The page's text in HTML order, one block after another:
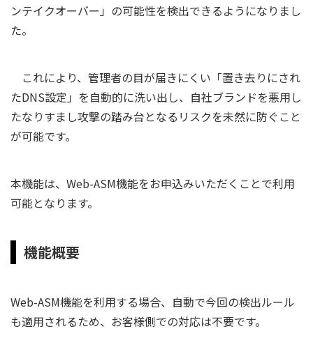
ンテイクオーバー」の可能性を検出できるようになりまし
た。
これにより、管理者の目が届きにくい「置き去りにされ
たDNS設定」を自動的に洗い出し、自社ブランドを悪用し
たなりすまし攻撃の踏み台となるリスクを未然に防ぐこと
が可能です。
本機能は、Web-ASM機能をお申込みいただくことで利用
可能となります。
機能概要
Web-ASM機能を利用する場合、自動で今回の検出ルール
も適用されるため、お客様側での対応は不要です。